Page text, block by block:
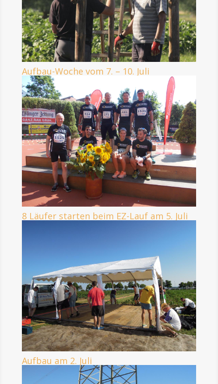
Aufbau-Woche vom 7. – 10. Juli
8 Läufer starten beim EZ-Lauf am 5. Juli
Aufbau am 2. Juli